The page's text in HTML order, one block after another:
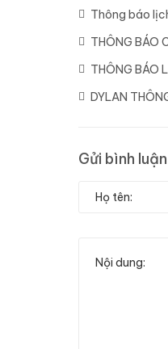
Thông báo
THÔNG BÁO
THÔNG BÁO
DYLAN
Gửi bình